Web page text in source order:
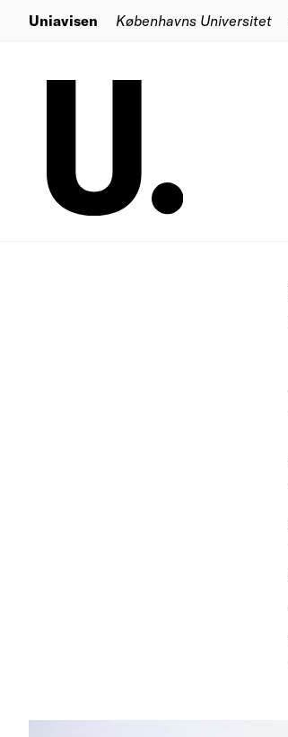
Uniavisen Københavns Universitet